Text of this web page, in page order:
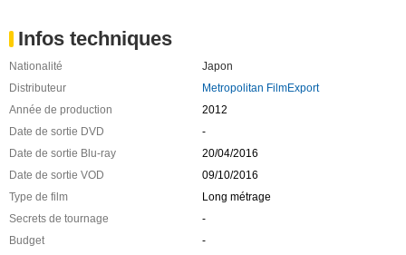
Infos techniques
Nationalité
Japon
Distributeur
Metropolitan FilmExport
Année de production
2012
Date de sortie DVD
-
Date de sortie Blu-ray
20/04/2016
Date de sortie VOD
09/10/2016
Type de film
Long métrage
Secrets de tournage
-
Budget
-